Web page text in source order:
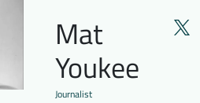
Mat
Youkee
Journalist